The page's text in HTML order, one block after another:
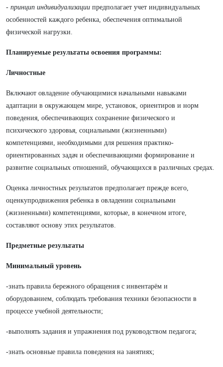
- принцип индивидуализации предполагает учет индивидуальных
особенностей каждого ребенка, обеспечения оптимальной
физической нагрузки.
Планируемые результаты освоения программы:
Личностные
Включают овладение обучающимися начальными навыками
адаптации в окружающем мире, установок, ориентиров и норм
поведения, обеспечивающих сохранение физического и
психического здоровья, социальными (жизненными)
компетенциями, необходимыми для решения практико-
ориентированных задач и обеспечивающими формирование и
развитие социальных отношений, обучающихся в различных средах.
Оценка личностных результатов предполагает прежде всего,
оценкупродвижения ребенка в овладении социальными
(жизненными) компетенциями, которые, в конечном итоге,
составляют основу этих результатов.
Предметные результаты
Минимальный уровень
-знать правила бережного обращения с инвентарём и
оборудованием, соблюдать требования техники безопасности в
процессе учебной деятельности;
-выполнять задания и упражнения под руководством педагога;
-знать основные правила поведения на занятиях;